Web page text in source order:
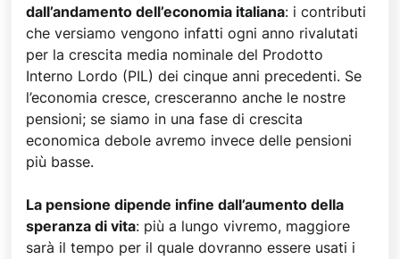
dall’andamento dell’economia italiana: i contributi
che versiamo vengono infatti ogni anno rivalutati
per la crescita media nominale del Prodotto
Interno Lordo (PIL) dei cinque anni precedenti. Se
l’economia cresce, cresceranno anche le nostre
pensioni; se siamo in una fase di crescita
economica debole avremo invece delle pensioni
più basse.
La pensione dipende infine dall’aumento della
speranza di vita: più a lungo vivremo, maggiore
sarà il tempo per il quale dovranno essere usati i